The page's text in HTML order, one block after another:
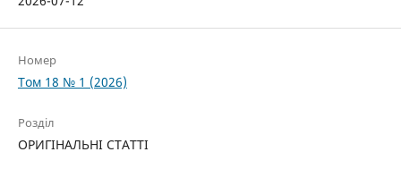
Номер
Том 18 № 1 (2026)
Розділ
ОРИГІНАЛЬНІ СТАТТІ